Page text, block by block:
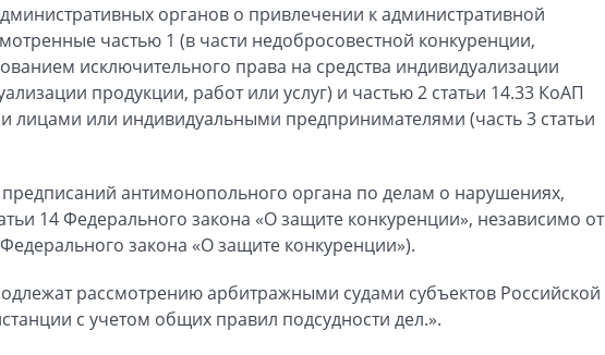
органов о привлечении к административной
частью 1 (в части недобросовестной конкуренции,
исключительного права на средства индивидуализации
продукции, работ или услуг) и частью 2 статьи 14.33 КоАП
или индивидуальными предпринимателями (часть 3 статьи
антимонопольного органа по делам о нарушениях,
14 Федерального закона «О защите конкуренции», независимо от
Федерального закона «О защите конкуренции»).
рассмотрению арбитражными судами субъектов Российской
с учетом общих правил подсудности дел.».